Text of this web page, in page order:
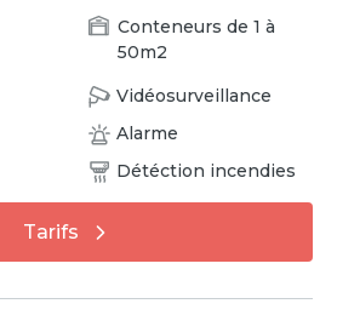
Conteneurs de 1 à
50m2
Vidéosurveillance
Alarme
Détéction incendies
Tarifs